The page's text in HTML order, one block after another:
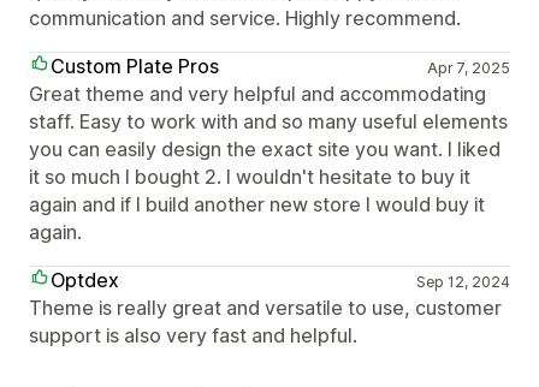
communication and service. Highly recommend.
Custom Plate Pros
Apr 7, 2025
Great theme and very helpful and accommodating
staff. Easy to work with and so many useful elements
you can easily design the exact site you want. I liked
it so much I bought 2. I wouldn't hesitate to buy it
again and if I build another new store I would buy it
again.
Optdex
Sep 12, 2024
Theme is really great and versatile to use, customer
support is also very fast and helpful.